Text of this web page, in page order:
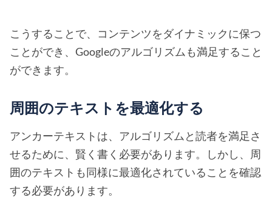
こうすることで、コンテンツをダイナミックに保つ
ことができ、Googleのアルゴリズムも満足すること
ができます。
周囲のテキストを最適化する
アンカーテキストは、アルゴリズムと読者を満足さ
せるために、賢く書く必要があります。しかし、周
囲のテキストも同様に最適化されていることを確認
する必要があります。